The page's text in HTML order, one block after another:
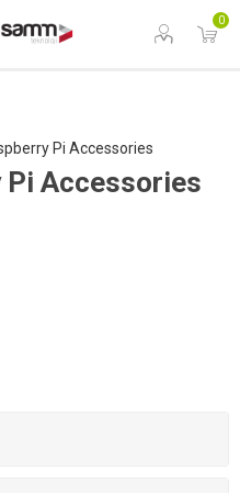
0
Pi Accessories
Pi Accessories